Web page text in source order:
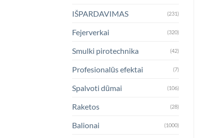
IŠPARDAVIMAS (231)
Fejerverkai (320)
Smulki pirotechnika (42)
Profesionalūs efektai (7)
Spalvoti dūmai (106)
Raketos (28)
Balionai (1000)